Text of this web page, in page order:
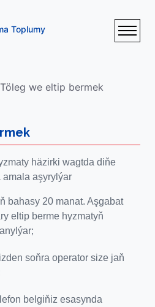
Toplumy
Töleg we eltip bermek
häzirki wagtda diňe
aşyrylýar
bahasy 20 manat. Aşgabat
eltip berme hyzmatyň
soňra operator size jaň
belgiňiz esasynda